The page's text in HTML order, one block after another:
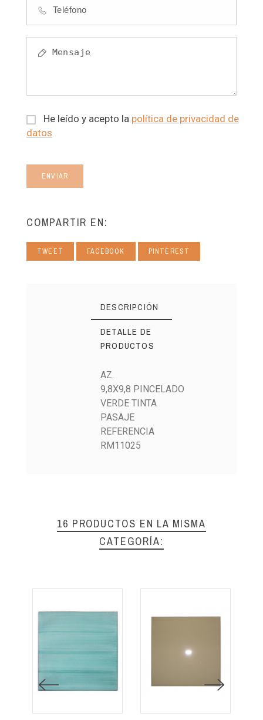
He leído y acepto la política de privacidad de
datos
ENVIAR
COMPARTIR EN:
TWEET FACEBOOK PINTEREST
DESCRIPCIÓN
DETALLE DE
PRODUCTOS
AZ.
9,8X9,8 PINCELADO
VERDE TINTA
PASAJE
REFERENCIA
RM11025
16 PRODUCTOS EN LA MISMA
CATEGORÍA: